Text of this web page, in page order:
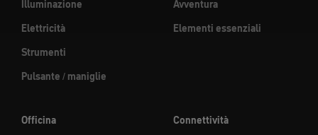
Illuminazione
Elettricità
Strumenti
Pulsante / maniglie
Avventura
Elementi essenziali
Officina
Connettività